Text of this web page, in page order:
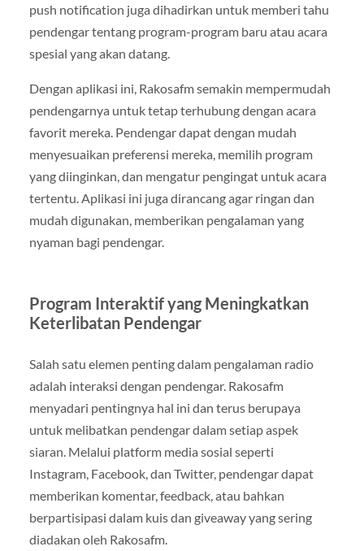
push notification juga dihadirkan untuk memberi tahu
pendengar tentang program-program baru atau acara
spesial yang akan datang.
Dengan aplikasi ini, Rakosafm semakin mempermudah
pendengarnya untuk tetap terhubung dengan acara
favorit mereka. Pendengar dapat dengan mudah
menyesuaikan preferensi mereka, memilih program
yang diinginkan, dan mengatur pengingat untuk acara
tertentu. Aplikasi ini juga dirancang agar ringan dan
mudah digunakan, memberikan pengalaman yang
nyaman bagi pendengar.
Program Interaktif yang Meningkatkan
Keterlibatan Pendengar
Salah satu elemen penting dalam pengalaman radio
adalah interaksi dengan pendengar. Rakosafm
menyadari pentingnya hal ini dan terus berupaya
untuk melibatkan pendengar dalam setiap aspek
siaran. Melalui platform media sosial seperti
Instagram, Facebook, dan Twitter, pendengar dapat
memberikan komentar, feedback, atau bahkan
berpartisipasi dalam kuis dan giveaway yang sering
diadakan oleh Rakosafm.